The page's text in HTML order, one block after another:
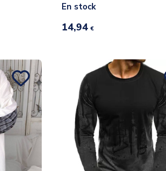
En stock
14,94€